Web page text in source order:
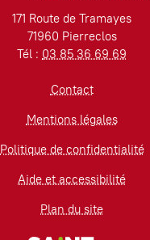
171 Route de Tramayes
71960 Pierreclos
Tél : 03 85 36 69 69
Contact
Mentions légales
Politique de confidentialité
Aide et accessibilité
Plan du site